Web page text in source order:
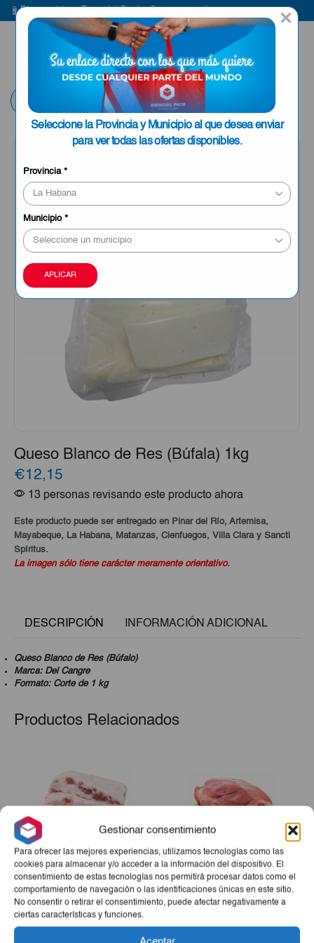
Gestionar consentimiento
Para ofrecer las mejores experiencias, utilizamos tecnologías como las
cookies para almacenar y/o acceder a la información del dispositivo. El
consentimiento de estas tecnologías nos permitirá procesar datos como el
comportamiento de navegación o las identificaciones únicas en este sitio.
No consentir o retirar el consentimiento, puede afectar negativamente a
ciertas características y funciones.
×
Seleccione la Provincia y Municipio al que desea enviar
para ver todas las ofertas disponibles.
Provincia*
Municipio*
APLICAR
Bienvenido a Esencial Pack
ENVIAR A LA
HABANA
Queso Blanco de Res (Búfala) 1kg
€12,15
13 personas revisando este producto ahora
Este producto puede ser entregado en Pinar del Río, Artemisa,
Mayabeque, La Habana, Matanzas, Cienfuegos, Villa Clara y Sancti
Spíritus.
La imagen sólo tiene carácter meramente orientativo.
DESCRIPCIÓN INFORMACIÓN ADICIONAL
Queso Blanco de Res (Búfalo)
Marca: Del Cangre
Formato: Corte de 1 kg
Productos Relacionados
Manteca De Cerdo Para
Freír 2Lb
€4,55
Boliche De Cerdo 5Lb
€14,05